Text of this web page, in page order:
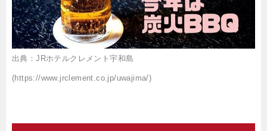
出典：JRホテルクレメント宇和島
(https://www.jrclement.co.jp/uwajima/)